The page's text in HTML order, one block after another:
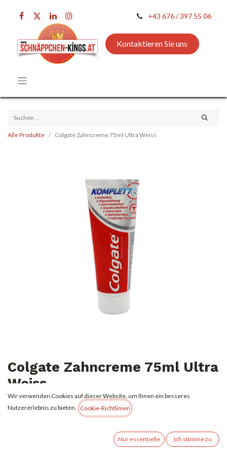
+43 676 / 397 55 06
Kontaktieren Sie uns
Alle Produkte Colgate Zahncreme 75ml Ultra Weiss
Colgate Zahncreme 75ml Ultra
Weiss
1,00€ Alle Preise inkl. MwSt.zzgl. Versandkosten
Wir verwenden Cookies auf dieser Website, um Ihnen ein besseres
Nutzererlebnis zu bieten.
Cookie-Richtlinien
Nur essentielle Ich stimme zu